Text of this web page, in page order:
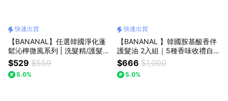
快速出貨
【BANANAL】任選韓國淨化蓬
鬆沁檸微風系列 | 洗髮精/護髮
素/頭皮調理 _快速出貨 | LINE禮
物獨家
$529 $559
5.0%
快速出貨
【BANANAL 】韓國胺基酸香伴
護髮油 2入組｜5種香味收禮自
選香_快速出貨 | 送禮首選
$666 $1,000
5.0%